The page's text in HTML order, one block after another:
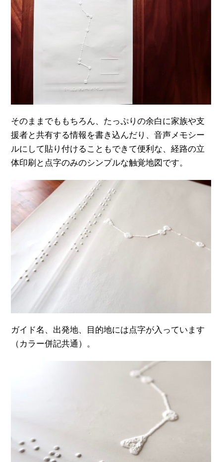
そのままでももちろん、たっぷりの余白に家族や支
援者と共有する情報を書き込んだり、音声メモシー
ルにして貼り付けることもできて便利な、経路の立
体印刷と点字のみのシンプルな触覚地図です。
ガイド名、出発地、目的地には点字が入っています
（カラー併記共通）。